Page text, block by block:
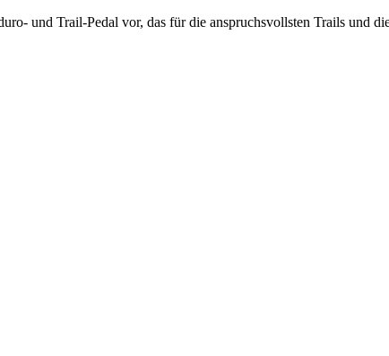
und Trail-Pedal vor, das für die anspruchsvollsten Trails und